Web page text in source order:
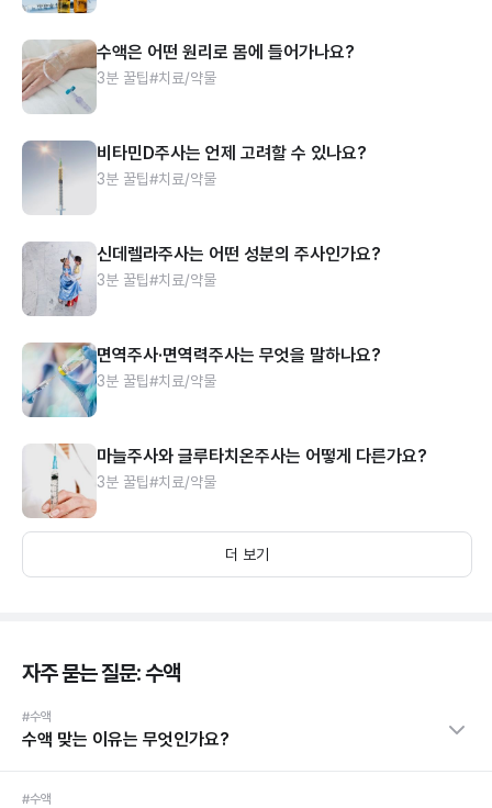
수액은 어떤 원리로 몸에 들어가나요?
3분 꿀팁#치료/약물
비타민D주사는 언제 고려할 수 있나요?
3분 꿀팁#치료/약물
신데렐라주사는 어떤 성분의 주사인가요?
3분 꿀팁#치료/약물
면역주사·면역력주사는 무엇을 말하나요?
3분 꿀팁#치료/약물
마늘주사와 글루타치온주사는 어떻게 다른가요?
3분 꿀팁#치료/약물
더 보기
자주 묻는 질문: 수액
#수액
수액 맞는 이유는 무엇인가요?
#수액